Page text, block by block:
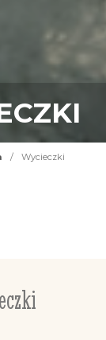
/ Wycieczki